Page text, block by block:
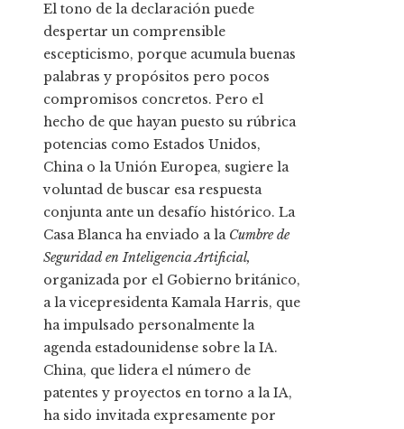
El tono de la declaración puede
despertar un comprensible
escepticismo, porque acumula buenas
palabras y propósitos pero pocos
compromisos concretos. Pero el
hecho de que hayan puesto su rúbrica
potencias como Estados Unidos,
China o la Unión Europea, sugiere la
voluntad de buscar esa respuesta
conjunta ante un desafío histórico. La
Casa Blanca ha enviado a la Cumbre de
Seguridad en Inteligencia Artificial,
organizada por el Gobierno británico,
a la vicepresidenta Kamala Harris, que
ha impulsado personalmente la
agenda estadounidense sobre la IA.
China, que lidera el número de
patentes y proyectos en torno a la IA,
ha sido invitada expresamente por